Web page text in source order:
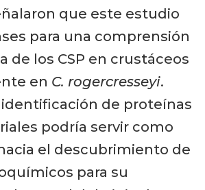
que este estudio
para una comprensión
de los CSP en crustáceos
en C. rogercresseyi.
de proteínas
podría servir como
el descubrimiento de
para su